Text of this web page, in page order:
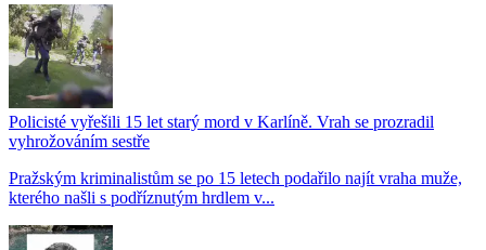
Policisté vyřešili 15 let starý mord v Karlíně. Vrah se prozradil
vyhrožováním sestře
Pražským kriminalistům se po 15 letech podařilo najít vraha muže,
kterého našli s podříznutým hrdlem v...